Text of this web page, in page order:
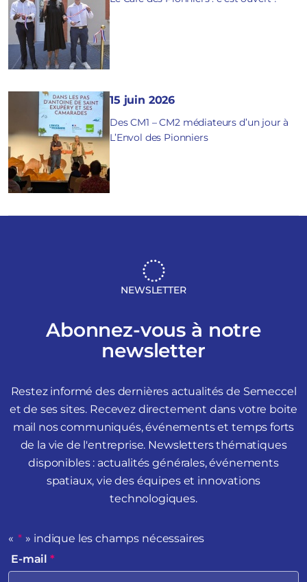
15 juin 2026
Des CM1 – CM2 médiateurs d’un jour à
L’Envol des Pionniers
NEWSLETTER
Abonnez-vous à notre
newsletter
Restez informé des dernières actualités de Semeccel
et de ses sites. Recevez directement dans votre boite
mail nos communiqués, événements et temps forts
de la vie de l'entreprise. Newsletters thématiques
disponibles : actualités générales, événements
spatiaux, vie des équipes et innovations
technologiques.
« * » indique les champs nécessaires
E-mail *